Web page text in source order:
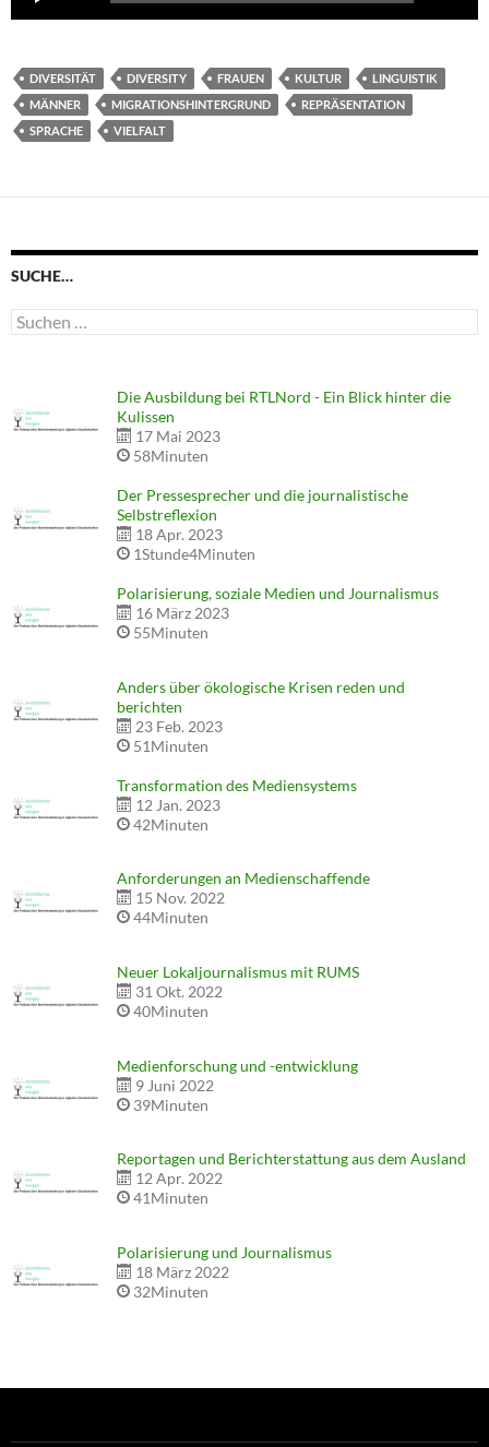
DIVERSITÄT DIVERSITY FRAUEN KULTUR
LINGUISTIK
MÄNNER
MIGRATIONSHINTERGRUND
REPRÄSENTATION
SPRACHE
VIELFALT
SUCHE…
Suchen
nach:
Die Ausbildung bei RTLNord - Ein Blick hinter die
Kulissen
17 Mai 2023
58Minuten
Der Pressesprecher und die journalistische
Selbstreflexion
18 Apr. 2023
1Stunde4Minuten
Polarisierung, soziale Medien und Journalismus
16 März 2023
55Minuten
Anders über ökologische Krisen reden und
berichten
23 Feb. 2023
51Minuten
Transformation des Mediensystems
12 Jan. 2023
42Minuten
Anforderungen an Medienschaffende
15 Nov. 2022
44Minuten
Neuer Lokaljournalismus mit RUMS
31 Okt. 2022
40Minuten
Medienforschung und -entwicklung
9 Juni 2022
39Minuten
Reportagen und Berichterstattung aus dem Ausland
12 Apr. 2022
41Minuten
Polarisierung und Journalismus
18 März 2022
32Minuten